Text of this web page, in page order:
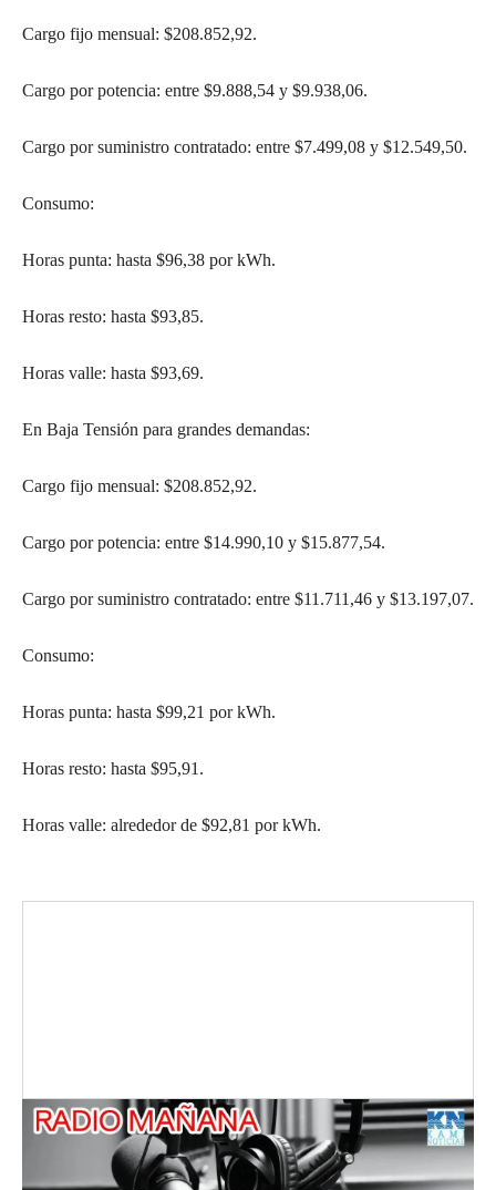
Cargo fijo mensual: $208.852,92.
Cargo por potencia: entre $9.888,54 y $9.938,06.
Cargo por suministro contratado: entre $7.499,08 y $12.549,50.
Consumo:
Horas punta: hasta $96,38 por kWh.
Horas resto: hasta $93,85.
Horas valle: hasta $93,69.
En Baja Tensión para grandes demandas:
Cargo fijo mensual: $208.852,92.
Cargo por potencia: entre $14.990,10 y $15.877,54.
Cargo por suministro contratado: entre $11.711,46 y $13.197,07.
Consumo:
Horas punta: hasta $99,21 por kWh.
Horas resto: hasta $95,91.
Horas valle: alrededor de $92,81 por kWh.